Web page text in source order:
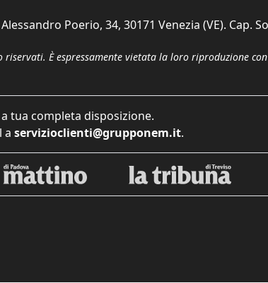
Poerio, 34, 30171 Venezia (VE). Cap.
È espressamente vietata la loro riproduzione
tua completa disposizione.
a servizioclienti@grupponem.it.